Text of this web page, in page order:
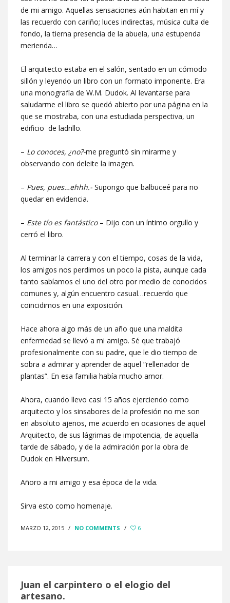
de mi amigo. Aquellas sensaciones aún habitan en mí y
las recuerdo con cariño; luces indirectas, música culta de
fondo, la tierna presencia de la abuela, una estupenda
merienda…
El arquitecto estaba en el salón, sentado en un cómodo
sillón y leyendo un libro con un formato imponente. Era
una monografía de W.M. Dudok. Al levantarse para
saludarme el libro se quedó abierto por una página en la
que se mostraba, con una estudiada perspectiva, un
edificio de ladrillo.
– Lo conoces, ¿no?-me preguntó sin mirarme y
observando con deleite la imagen.
– Pues, pues…ehhh.- Supongo que balbuceé para no
quedar en evidencia.
– Este tío es fantástico– Dijo con un íntimo orgullo y
cerró el libro.
Al terminar la carrera y con el tiempo, cosas de la vida,
los amigos nos perdimos un poco la pista, aunque cada
tanto sabíamos el uno del otro por medio de conocidos
comunes y, algún encuentro casual…recuerdo que
coincidimos en una exposición.
Hace ahora algo más de un año que una maldita
enfermedad se llevó a mi amigo. Sé que trabajó
profesionalmente con su padre, que le dio tiempo de
sobra a admirar y aprender de aquel “rellenador de
plantas”. En esa familia había mucho amor.
Ahora, cuando llevo casi 15 años ejerciendo como
arquitecto y los sinsabores de la profesión no me son
en absoluto ajenos, me acuerdo en ocasiones de aquel
Arquitecto, de sus lágrimas de impotencia, de aquella
tarde de sábado, y de la admiración por la obra de
Dudok en Hilversum.
Añoro a mi amigo y esa época de la vida.
Sirva esto como homenaje.
MARZO 12, 2015 / NO COMMENTS / 6
Juan el carpintero o el elogio del
artesano.